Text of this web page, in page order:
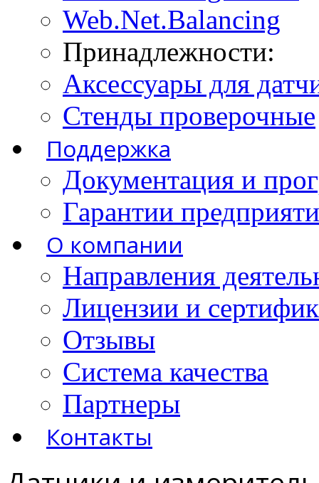
Web.Net.Balancing
Принадлежности:
Аксессуары для
Стенды проверочные
Поддержка
Документация и
Гарантии
О компании
Направления
Лицензии и
Отзывы
Система качества
Партнеры
Контакты